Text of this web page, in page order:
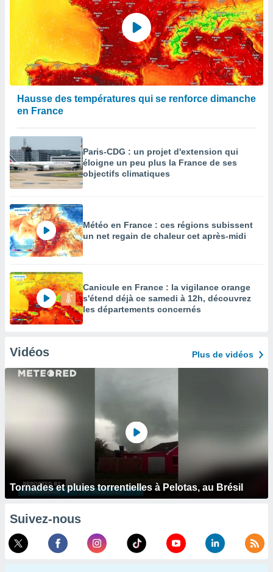
Hausse des températures qui se renforce dimanche
en France
Paris-CDG : un projet d'extension qui
éloigne un peu plus la France de ses
objectifs climatiques
Météo en France : ces régions subissent
un net regain de chaleur cet après-midi
Canicule en France : la vigilance orange
s'étend déjà ce samedi à 12h, découvrez
les départements concernés
Vidéos Plus de vidéos
Tornades et pluies torrentielles à Pelotas, au Brésil
Suivez-nous